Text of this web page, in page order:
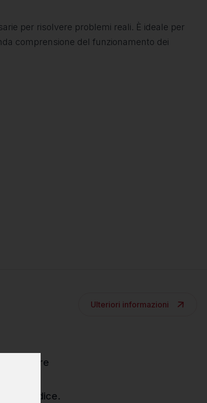
per risolvere problemi reali. È ideale per
comprensione del funzionamento dei
Ulteriori informazioni
software
del codice.